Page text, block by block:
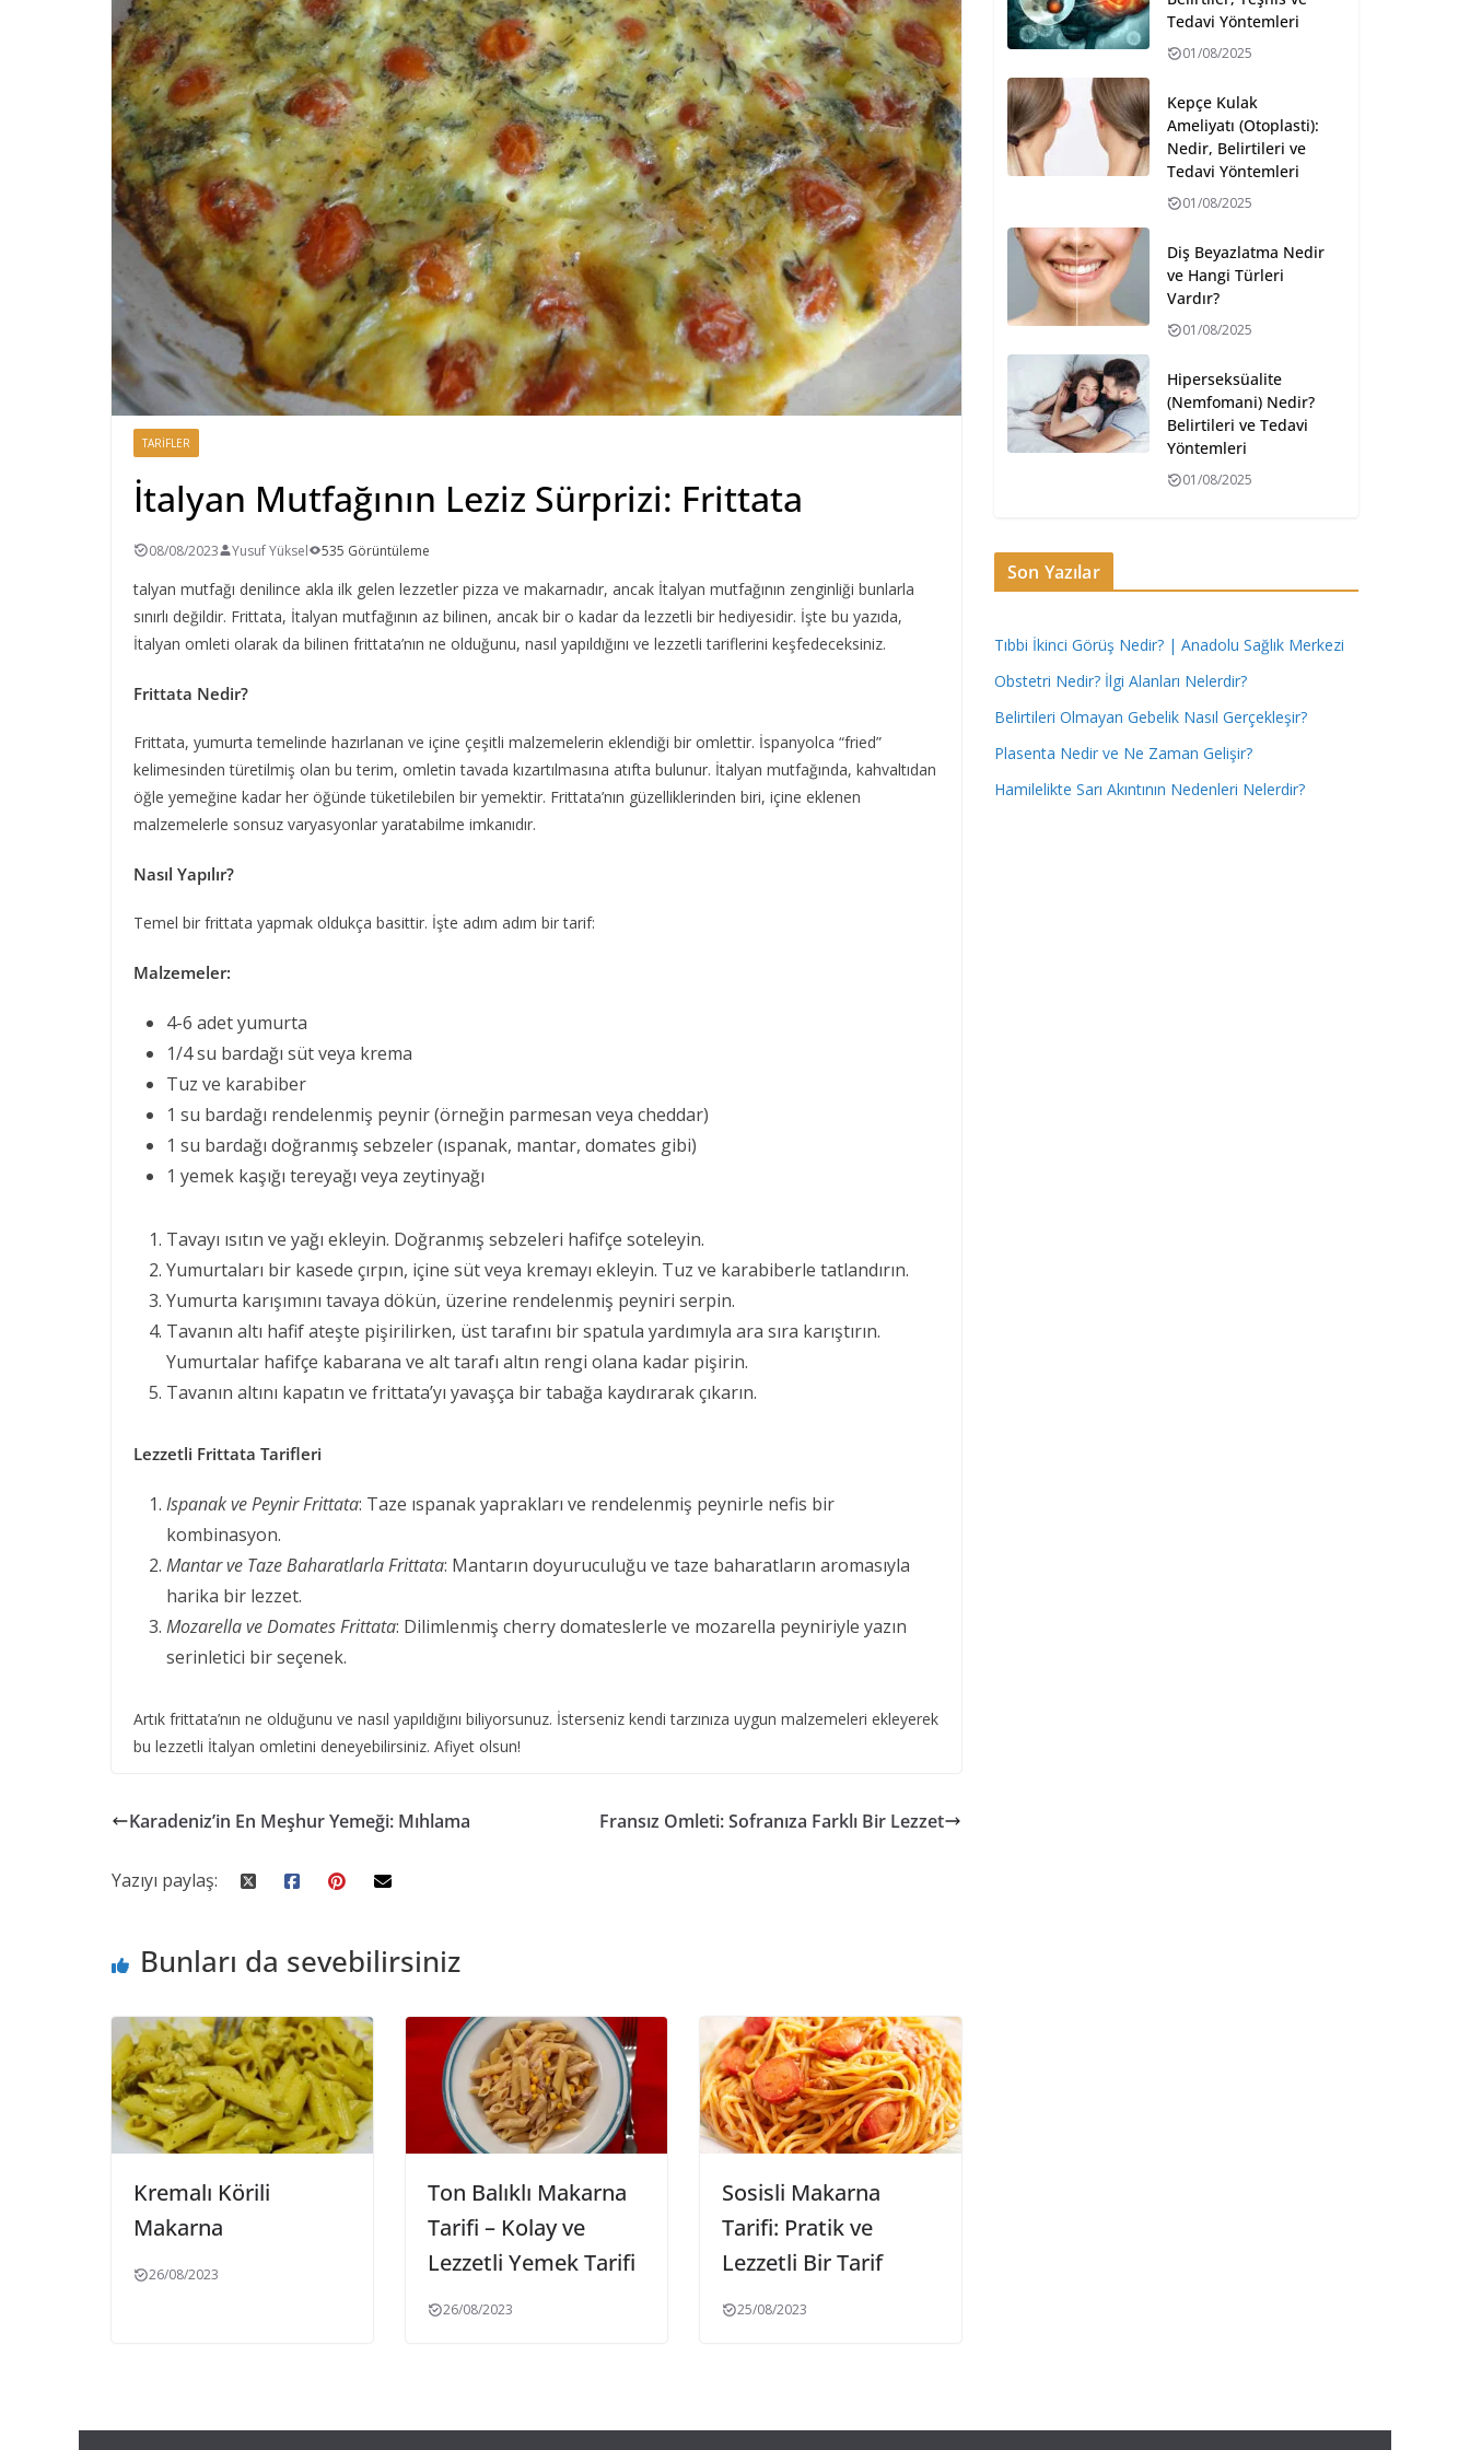
TARIFLER
İtalyan Mutfağının Leziz Sürprizi: Frittata
08/08/2023 Yusuf Yüksel 535 Görüntüleme
talyan mutfağı denilince akla ilk gelen lezzetler pizza ve makarnadır, ancak İtalyan mutfağının zenginliği bunlarla
sınırlı değildir. Frittata, İtalyan mutfağının az bilinen, ancak bir o kadar da lezzetli bir hediyesidir. İşte bu yazıda,
İtalyan omleti olarak da bilinen frittata’nın ne olduğunu, nasıl yapıldığını ve lezzetli tariflerini keşfedeceksiniz.
Frittata Nedir?
Frittata, yumurta temelinde hazırlanan ve içine çeşitli malzemelerin eklendiği bir omlettir. İspanyolca “fried”
kelimesinden türetilmiş olan bu terim, omletin tavada kızartılmasına atıfta bulunur. İtalyan mutfağında, kahvaltıdan
öğle yemeğine kadar her öğünde tüketilebilen bir yemektir. Frittata’nın güzelliklerinden biri, içine eklenen
malzemelerle sonsuz varyasyonlar yaratabilme imkanıdır.
Nasıl Yapılır?
Temel bir frittata yapmak oldukça basittir. İşte adım adım bir tarif:
Malzemeler:
4-6 adet yumurta
1/4 su bardağı süt veya krema
Tuz ve karabiber
1 su bardağı rendelenmiş peynir (örneğin parmesan veya cheddar)
1 su bardağı doğranmış sebzeler (ıspanak, mantar, domates gibi)
1 yemek kaşığı tereyağı veya zeytinyağı
Tavayı ısıtın ve yağı ekleyin. Doğranmış sebzeleri hafifçe soteleyin.
Yumurtaları bir kasede çırpın, içine süt veya kremayı ekleyin. Tuz ve karabiberle tatlandırın.
Yumurta karışımını tavaya dökün, üzerine rendelenmiş peyniri serpin.
Tavanın altı hafif ateşte pişirilirken, üst tarafını bir spatula yardımıyla ara sıra karıştırın.
Yumurtalar hafifçe kabarana ve alt tarafı altın rengi olana kadar pişirin.
Tavanın altını kapatın ve frittata’yı yavaşça bir tabağa kaydırarak çıkarın.
Lezzetli Frittata Tarifleri
Ispanak ve Peynir Frittata: Taze ıspanak yaprakları ve rendelenmiş peynirle nefis bir
kombinasyon.
Mantar ve Taze Baharatlarla Frittata: Mantarın doyuruculuğu ve taze baharatların aromasıyla
harika bir lezzet.
Mozarella ve Domates Frittata: Dilimlenmiş cherry domateslerle ve mozarella peyniriyle yazın
serinletici bir seçenek.
Artık frittata’nın ne olduğunu ve nasıl yapıldığını biliyorsunuz. İsterseniz kendi tarzınıza uygun malzemeleri ekleyerek
bu lezzetli İtalyan omletini deneyebilirsiniz. Afiyet olsun!
Karadeniz’in En Meşhur Yemeği: Mıhlama Fransız Omleti: Sofranıza Farklı Bir Lezzet
Yazıyı paylaş:
Bunları da sevebilirsiniz
Kremalı Körili
Makarna
26/08/2023
Ton Balıklı Makarna
Tarifi – Kolay ve
Lezzetli Yemek Tarifi
26/08/2023
Sosisli Makarna
Tarifi: Pratik ve
Lezzetli Bir Tarif
25/08/2023
Tedavi Yöntemleri
01/08/2025
Kepçe Kulak
Ameliyatı (Otoplasti):
Nedir, Belirtileri ve
Tedavi Yöntemleri
01/08/2025
Diş Beyazlatma Nedir
ve Hangi Türleri
Vardır?
01/08/2025
Hiperseksüalite
(Nemfomani) Nedir?
Belirtileri ve Tedavi
Yöntemleri
01/08/2025
Son Yazılar
Tıbbi İkinci Görüş Nedir? | Anadolu Sağlık Merkezi
Obstetri Nedir? İlgi Alanları Nelerdir?
Belirtileri Olmayan Gebelik Nasıl Gerçekleşir?
Plasenta Nedir ve Ne Zaman Gelişir?
Hamilelikte Sarı Akıntının Nedenleri Nelerdir?